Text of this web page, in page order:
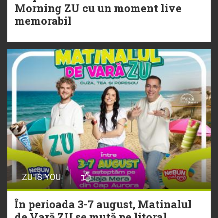
20 Iulie
Torpedoul lui Morar: Theo Rose -
Morning ZU cu un moment live
memorabil
ZU IS YOU
În perioada 3-7 august, Matinalul